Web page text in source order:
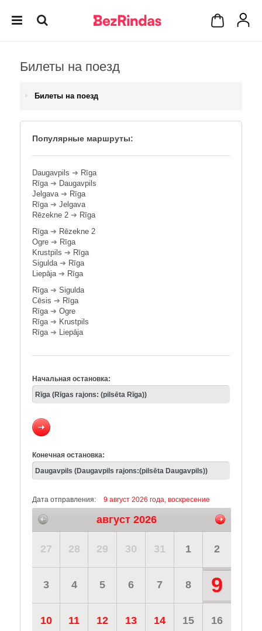
Билеты на поезд
Билеты на поезд
Популярные маршруты:
Daugavpils ➔ Rīga
Rīga➔ Daugavpils
Jelgava➔ Rīga
Rīga➔ Jelgava
Rēzekne 2 ➔ Rīga
Rīga➔ Rēzekne 2
Ogre ➔ Rīga
Krustpils ➔ Rīga
Sigulda➔ Rīga
Liepāja➔ Rīga
Rīga➔ Sigulda
Cēsis ➔ Rīga
Rīga➔ Ogre
Rīga➔ Krustpils
Rīga➔ Liepāja
Начальная остановка:
Конечная остановка:
Дата отправления: 9 август 2026 года, воскресение
август 2026
27 28 29 30 31 1 2
3 4 5 6 7 8 9
10 11 12 13 14 15 16